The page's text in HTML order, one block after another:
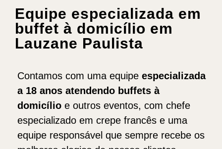
Equipe especializada em
buffet à domicílio em
Lauzane Paulista
Contamos com uma equipe especializada
a 18 anos atendendo buffets à
domicílio e outros eventos, com chefe
especializado em crepe francês e uma
equipe responsável que sempre recebe os